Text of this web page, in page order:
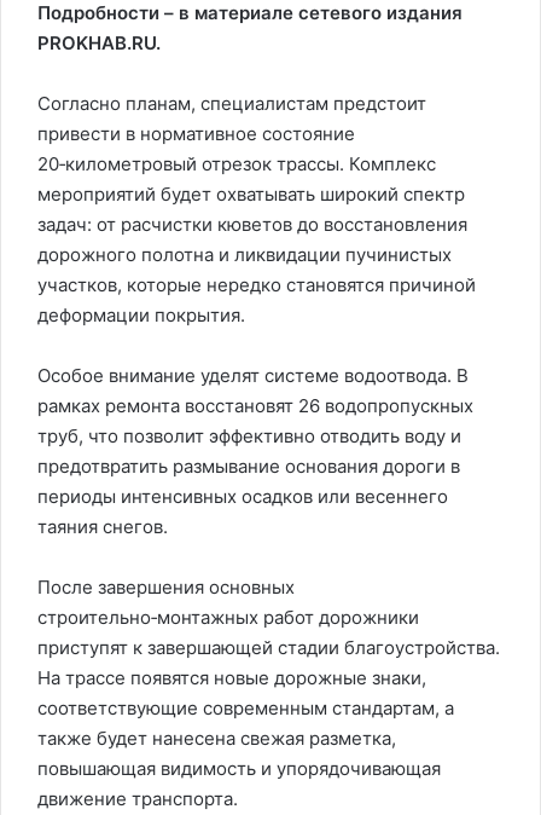
Подробности – в материале сетевого издания
PROKHAB.RU.
Согласно планам, специалистам предстоит
привести в нормативное состояние
20‑километровый отрезок трассы. Комплекс
мероприятий будет охватывать широкий спектр
задач: от расчистки кюветов до восстановления
дорожного полотна и ликвидации пучинистых
участков, которые нередко становятся причиной
деформации покрытия.
Особое внимание уделят системе водоотвода. В
рамках ремонта восстановят 26 водопропускных
труб, что позволит эффективно отводить воду и
предотвратить размывание основания дороги в
периоды интенсивных осадков или весеннего
таяния снегов.
После завершения основных
строительно‑монтажных работ дорожники
приступят к завершающей стадии благоустройства.
На трассе появятся новые дорожные знаки,
соответствующие современным стандартам, а
также будет нанесена свежая разметка,
повышающая видимость и упорядочивающая
движение транспорта.